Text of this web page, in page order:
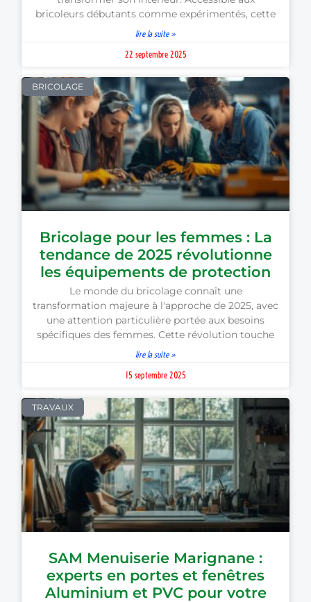
bricoleurs débutants comme expérimentés, cette
lire la suite »
22 septembre 2025
BRICOLAGE
Bricolage pour les femmes : La
tendance de 2025 révolutionne
les équipements de protection
Le monde du bricolage connaît une
transformation majeure à l'approche de 2025, avec
une attention particulière portée aux besoins
spécifiques des femmes. Cette révolution touche
lire la suite »
15 septembre 2025
TRAVAUX
SAM Menuiserie Marignane :
experts en portes et fenêtres
Aluminium et PVC pour votre